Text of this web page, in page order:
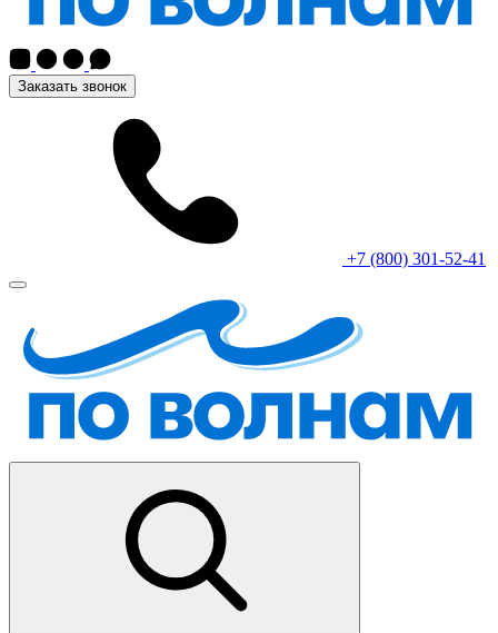
Заказать звонок
+7 (800) 301-52-41